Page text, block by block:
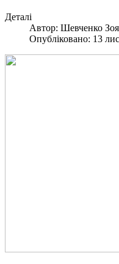
Деталі
Автор: Шевченко Зоя
Опубліковано: 13